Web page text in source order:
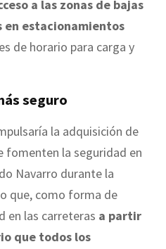
a las zonas de bajas
en estacionamientos
de horario para carga y
seguro
la adquisición de
fomenten la seguridad en
Navarro durante la
que, como forma de
en las carreteras a partir
que todos los